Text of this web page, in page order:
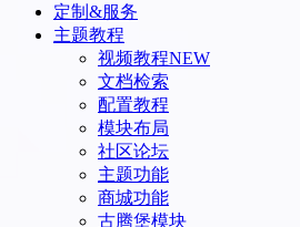
定制&服务
主题教程
视频教程NEW
文档检索
配置教程
模块布局
社区论坛
主题功能
商城功能
古腾堡模块